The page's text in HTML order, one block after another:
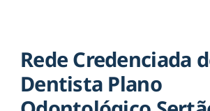
Rede Credenciada
Dentista Plano